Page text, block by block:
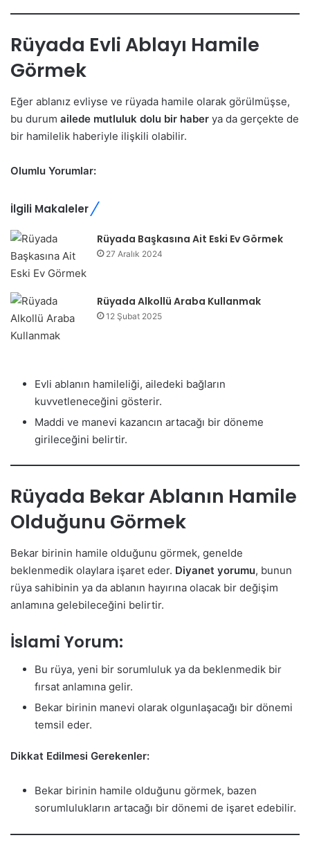
Rüyada Evli Ablayı Hamile
Görmek
Eğer ablanız evliyse ve rüyada hamile olarak görülmüşse,
bu durum ailede mutluluk dolu bir haber ya da gerçekte de
bir hamilelik haberiyle ilişkili olabilir.
Olumlu Yorumlar:
İlgili Makaleler
Rüyada Başkasına Ait Eski Ev Görmek
27 Aralık 2024
Rüyada Alkollü Araba Kullanmak
12 Şubat 2025
Evli ablanın hamileliği, ailedeki bağların
kuvvetleneceğini gösterir.
Maddi ve manevi kazancın artacağı bir döneme
girileceğini belirtir.
Rüyada Bekar Ablanın Hamile
Olduğunu Görmek
Bekar birinin hamile olduğunu görmek, genelde
beklenmedik olaylara işaret eder. Diyanet yorumu, bunun
rüya sahibinin ya da ablanın hayırına olacak bir değişim
anlamına gelebileceğini belirtir.
İslami Yorum:
Bu rüya, yeni bir sorumluluk ya da beklenmedik bir
fırsat anlamına gelir.
Bekar birinin manevi olarak olgunlaşacağı bir dönemi
temsil eder.
Dikkat Edilmesi Gerekenler:
Bekar birinin hamile olduğunu görmek, bazen
sorumlulukların artacağı bir dönemi de işaret edebilir.